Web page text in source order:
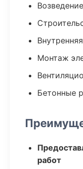
Монтаж
Бетонные
работ